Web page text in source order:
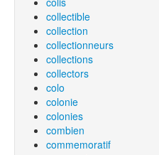
collectible
collection
collectionneurs
collections
collectors
colo
colonie
colonies
combien
commemoratif